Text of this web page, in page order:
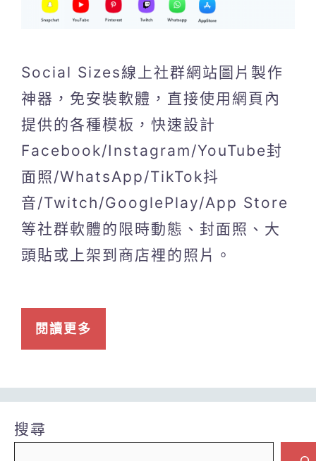
Social Sizes線上社群網站圖片製作
神器，免安裝軟體，直接使用網頁內
提供的各種模板，快速設計
Facebook/Instagram/YouTube封
面照/WhatsApp/TikTok抖
音/Twitch/GooglePlay/App Store
等社群軟體的限時動態、封面照、大
頭貼或上架到商店裡的照片。
閱讀更多
搜尋